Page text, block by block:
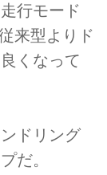
行モード
来型よりド
くなって
ドリング
だ。